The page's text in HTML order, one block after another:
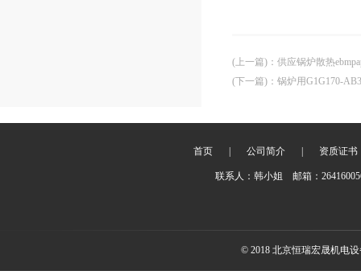
(上一篇) ： 供应锅炉散热
(下一篇) ： 锅炉用G1G170-
首页 公司简介 资质证书
联系人：韩小姐 邮箱：
© 2018 北京恒瑞宏晟机电